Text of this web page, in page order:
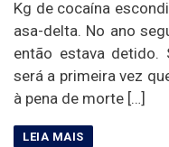
Kg de cocaína
asa-delta. No ano
então estava detido.
será a primeira vez
à pena de morte […]